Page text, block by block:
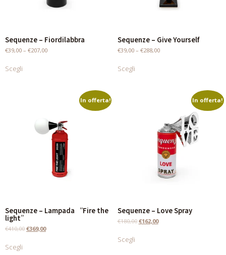
Sequenze – Fiordilabbra
€39,00 – €207,00
Scegli
Sequenze – Give Yourself
€39,00– €288,00
Scegli
In offerta!
Sequenze – Lampada “Fire the
light”
€410,00 €369,00
Scegli
In offerta!
Sequenze – Love Spray
€180,00 €162,00
Scegli